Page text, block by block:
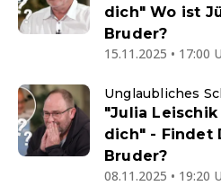
dich" Wo ist
Bruder?
15.11.2025 • 17:00
Unglaubliches
"Julia
dich" - Findet
Bruder?
08.11.2025 • 19:20